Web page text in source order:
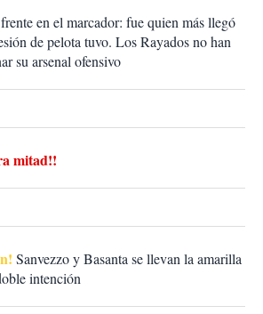
en el marcador: fue quien más llegó
de pelota tuvo. Los Rayados no han
su arsenal ofensivo
mitad!!
Sanvezzo y Basanta se llevan la amarilla
intención